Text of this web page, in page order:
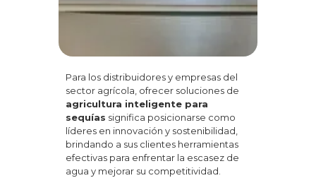
Para los distribuidores y empresas del
sector agrícola, ofrecer soluciones de
agricultura inteligente para
sequías significa posicionarse como
líderes en innovación y sostenibilidad,
brindando a sus clientes herramientas
efectivas para enfrentar la escasez de
agua y mejorar su competitividad.